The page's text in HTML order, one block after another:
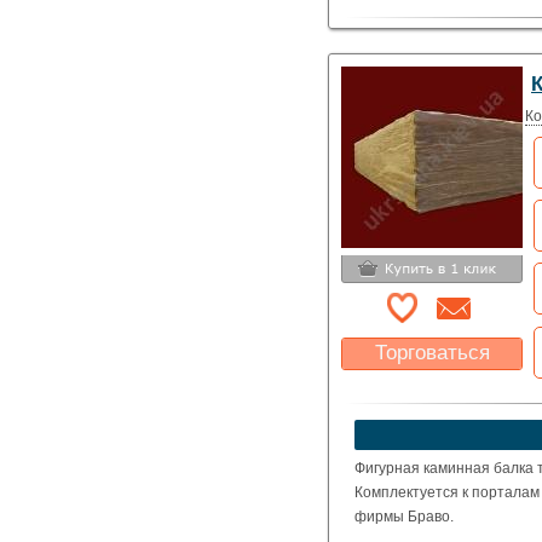
Торговаться
устроит?
Фигурная каминная балка
Комплектуется к
фирмы Браво.